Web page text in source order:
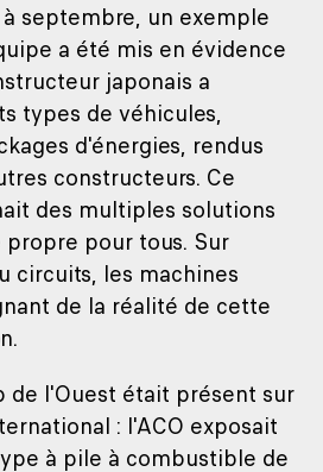
septembre, un exemple
a été mis en évidence
japonais a
types de véhicules,
d'énergies, rendus
constructeurs. Ce
des multiples solutions
pour tous. Sur
circuits, les machines
de la réalité de cette
de l'Ouest était présent sur
: l'ACO exposait
à pile à combustible de